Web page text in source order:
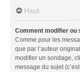
Haut
Comment modifier ou
Comme pour les
que par l’auteur
modifier un sondage,
message du sujet